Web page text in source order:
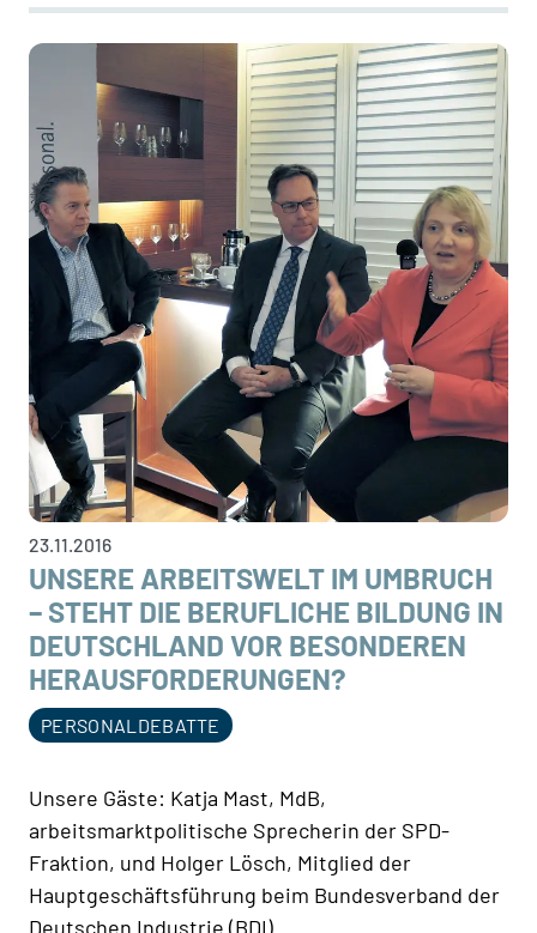
23.11.2016
UNSERE ARBEITSWELT IM UMBRUCH
– STEHT DIE BERUFLICHE BILDUNG IN
DEUTSCHLAND VOR BESONDEREN
HERAUSFORDERUNGEN?
PERSONALDEBATTE
Unsere Gäste: Katja Mast, MdB,
arbeitsmarktpolitische Sprecherin der SPD-
Fraktion, und Holger Lösch, Mitglied der
Hauptgeschäftsführung beim Bundesverband der
Deutschen Industrie (BDI)